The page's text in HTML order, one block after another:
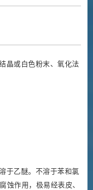
晶或白色粉末、氧化法
于乙醚。不溶于苯和氯
蚀作用，极易经表皮、